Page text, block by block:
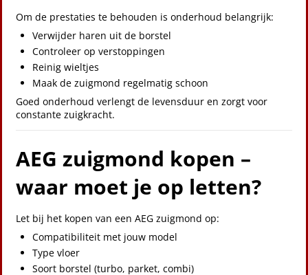
Om de prestaties te behouden is onderhoud belangrijk:
Verwijder haren uit de borstel
Controleer op verstoppingen
Reinig wieltjes
Maak de zuigmond regelmatig schoon
Goed onderhoud verlengt de levensduur en zorgt voor
constante zuigkracht.
AEG zuigmond kopen –
waar moet je op letten?
Let bij het kopen van een AEG zuigmond op:
Compatibiliteit met jouw model
Type vloer
Soort borstel (turbo, parket, combi)